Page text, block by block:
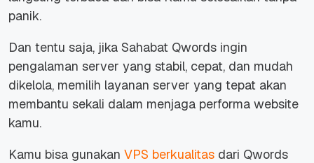
panik.
Dan tentu saja, jika Sahabat Qwords ingin
pengalaman server yang stabil, cepat, dan mudah
dikelola, memilih layanan server yang tepat akan
membantu sekali dalam menjaga performa website
kamu.
Kamu bisa gunakan VPS berkualitas dari Qwords